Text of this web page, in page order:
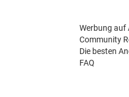
Werbung auf
Community
Die besten
FAQ